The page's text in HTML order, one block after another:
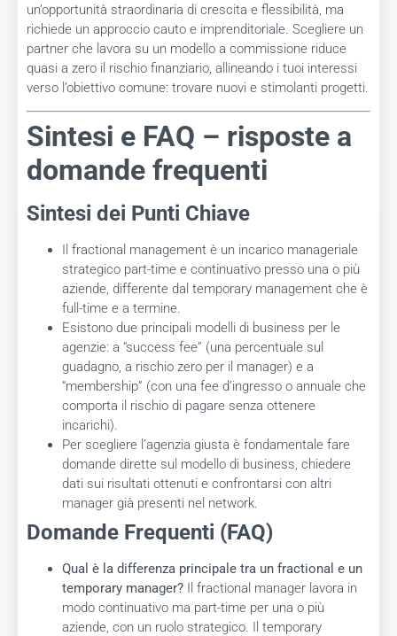
un’opportunità straordinaria di crescita e flessibilità, ma
richiede un approccio cauto e imprenditoriale. Scegliere un
partner che lavora su un modello a commissione riduce
quasi a zero il rischio finanziario, allineando i tuoi interessi
verso l’obiettivo comune: trovare nuovi e stimolanti progetti.
Sintesi e FAQ – risposte a
domande frequenti
Sintesi dei Punti Chiave
Il fractional management è un incarico manageriale
strategico part-time e continuativo presso una o più
aziende, differente dal temporary management che è
full-time e a termine.
Esistono due principali modelli di business per le
agenzie: a “success fee” (una percentuale sul
guadagno, a rischio zero per il manager) e a
“membership” (con una fee d’ingresso o annuale che
comporta il rischio di pagare senza ottenere
incarichi).
Per scegliere l’agenzia giusta è fondamentale fare
domande dirette sul modello di business, chiedere
dati sui risultati ottenuti e confrontarsi con altri
manager già presenti nel network.
Domande Frequenti (FAQ)
Qual è la differenza principale tra un fractional e un
temporary manager? Il fractional manager lavora in
modo continuativo ma part-time per una o più
aziende, con un ruolo strategico. Il temporary